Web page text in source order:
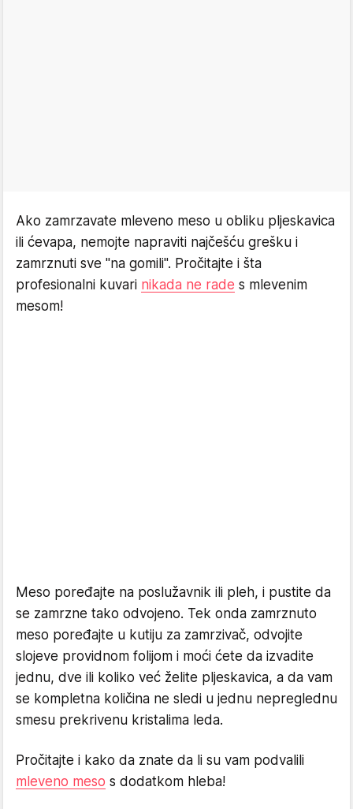
Ako zamrzavate mleveno meso u obliku pljeskavica
ili ćevapa, nemojte napraviti najčešću grešku i
zamrznuti sve "na gomili". Pročitajte i šta
profesionalni kuvari nikada ne rade s mlevenim
mesom!
Meso poređajte na poslužavnik ili pleh, i pustite da
se zamrzne tako odvojeno. Tek onda zamrznuto
meso poređajte u kutiju za zamrzivač, odvojite
slojeve providnom folijom i moći ćete da izvadite
jednu, dve ili koliko već želite pljeskavica, a da vam
se kompletna količina ne sledi u jednu nepreglednu
smesu prekrivenu kristalima leda.
Pročitajte i kako da znate da li su vam podvalili
mleveno meso s dodatkom hleba!